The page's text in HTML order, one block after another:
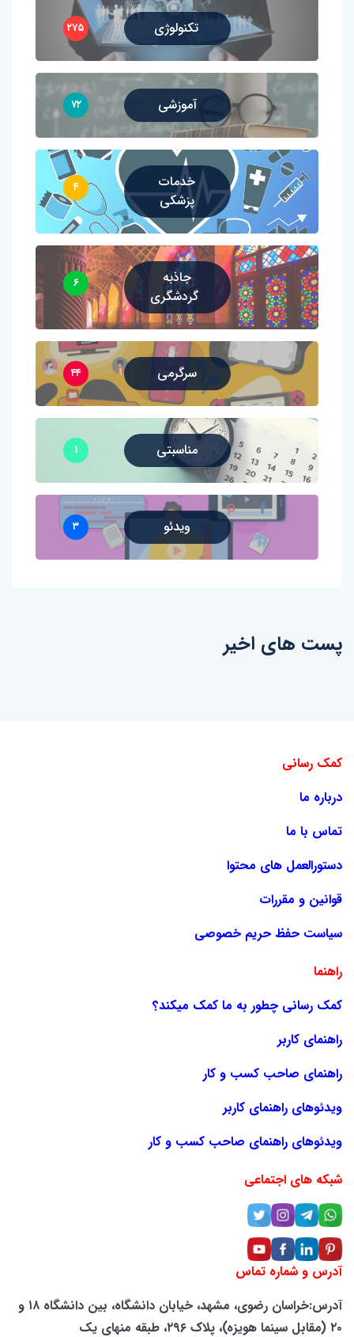
تکنولوژی ۲۷۵
آموزشی ۷۲
خدمات
پزشکی
۴
جاذبه
گردشگری
۶
سرگرمی ۴۴
مناسبتی ۱
ویدئو ۳
پست های اخیر
کمک رسانی
درباره ما
تماس با ما
دستورالعمل های محتوا
قوانین و مقررات
سیاست حفظ حریم خصوصی
راهنما
کمک رسانی چطور به ما کمک میکند؟
راهنمای کاربر
راهنمای صاحب کسب و کار
ویدئوهای راهنمای کاربر
ویدئوهای راهنمای صاحب کسب و کار
شبکه های اجتماعی
آدرس و شماره تماس
آدرس:خراسان رضوی، مشهد، خیابان دانشگاه، بین دانشگاه ۱۸ و
۲۰ (مقابل سینما هویزه)، پلاک ۲۹۶، طبقه منهای یک